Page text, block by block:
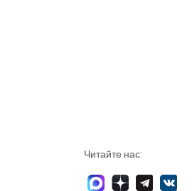
Читайте нас: